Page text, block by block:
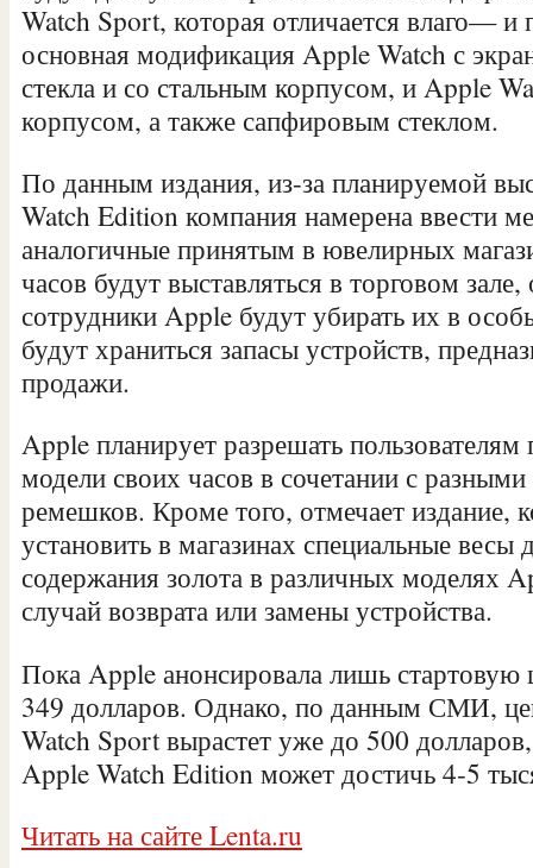
Watch Sport, которая отличается влаго—
основная модификация Apple Watch с
стекла и со стальным корпусом, и Apple
корпусом, а также сапфировым стеклом.
По данным издания, из-за планируемой
Watch Edition компания намерена ввести
аналогичные принятым в ювелирных
часов будут выставляться в торговом
сотрудники Apple будут убирать их в
будут храниться запасы устройств,
продажи.
Apple планирует разрешать
модели своих часов в сочетании с
ремешков. Кроме того, отмечает издание,
установить в магазинах специальные весы
содержания золота в различных моделях
случай возврата или замены устройства.
Пока Apple анонсировала лишь
349 долларов. Однако, по данным СМИ,
Watch Sport вырастет уже до 500
Apple Watch Edition может достичь 4-5
Читать на сайте Lenta.ru